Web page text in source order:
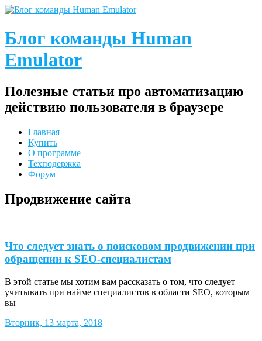
Блог команды Human
Emulator
Полезные статьи про автоматизацию
действию пользователя в браузере
Главная
Купить
О программе
Техподержка
Форум
Продвижение сайта
Что следует знать о поисковом продвижении при
обращении к SEO-специалистам
В этой статье мы хотим вам рассказать о том, что следует
учитывать при найме специалистов в области SEO, которым
вы
Вторник, 13 марта, 2018